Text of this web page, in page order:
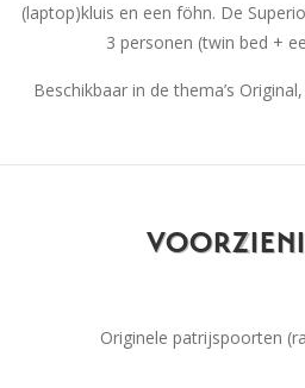
(laptop)kluis en een föhn. De
3 personen (twin bed +
Beschikbaar in de thema’s
Originele patrijspoorten